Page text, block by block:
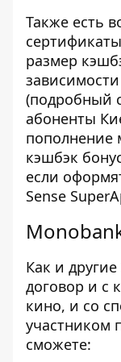
Также есть
размер
(подробный
абоненты
пополнение
кэшбэк
если
Sense
Как и
договор и с
кино, и со
участником
сможете: